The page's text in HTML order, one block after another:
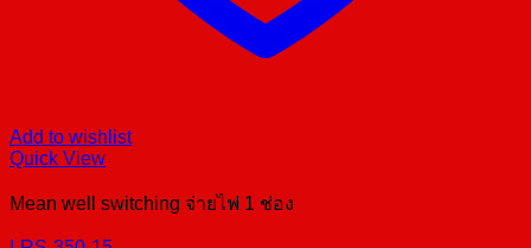
Add to wishlist
Quick View
Mean well switching จ่ายไฟ 1 ช่อง